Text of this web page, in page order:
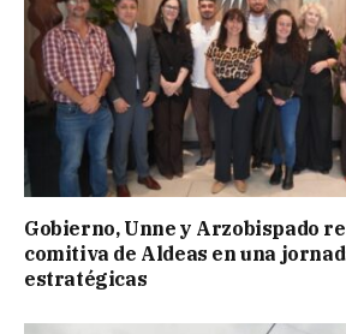
Gobierno, Unne y Arzobispado
comitiva de Aldeas en una
estratégicas